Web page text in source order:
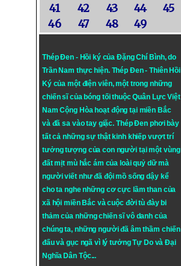
41
42 43 44
45
46
47 48 49
Thép Đen - Hồi ký của Đặng Chí Bình, do
Trần Nam thực hiện. Thép Đen- Thiên Hồi
Ký của một điện viên, một trong những
chiến sĩ của bóng tối thuộc Quân Lực Việt
Nam Cộng Hòa hoạt động tại miền Bắc
và đã sa vào tay giặc. Thép Đen phơi bày
tất cả những sự thật kinh khiếp vượt trí
tưởng tượng của con người tại một vùng
đất mịt mù hắc ám của loài quỷ dữ mà
người viết như đã đội mồ sống dậy kể
cho ta nghe những cơ cực lầm than của
xã hội miền Bắc và cuộc đời tù đày bi
thảm của những chiến sĩ vô danh của
chúng ta, những người đã âm thầm chiến
đấu và gục ngã vì lý tưởngTự DovàĐại
Nghĩa Dân Tộc...